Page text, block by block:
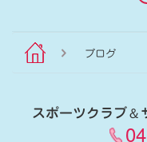
ブログ
スポーツクラブ＆